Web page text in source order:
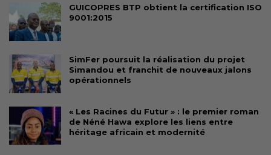
GUICOPRES BTP obtient la certification ISO
9001:2015
SimFer poursuit la réalisation du projet
Simandou et franchit de nouveaux jalons
opérationnels
« Les Racines du Futur » : le premier roman
de Néné Hawa explore les liens entre
héritage africain et modernité